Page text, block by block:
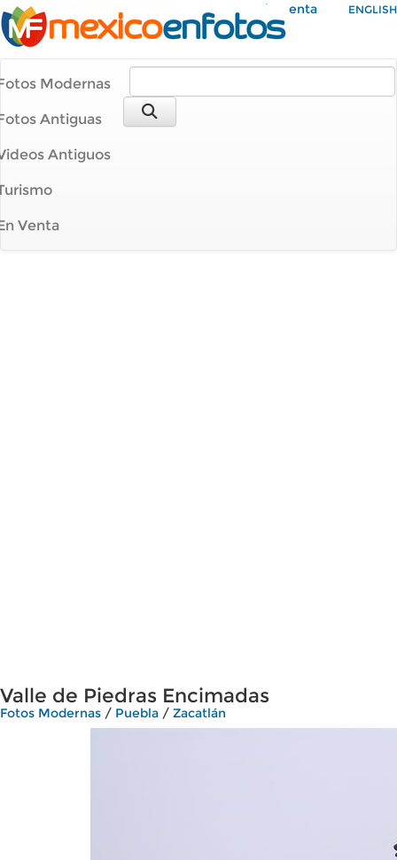
Mi Cuenta ENGLISH
Modernas
Antiguas
Antiguos
Venta
Valle de Piedras Encimadas
Fotos Modernas / Puebla / Zacatlán